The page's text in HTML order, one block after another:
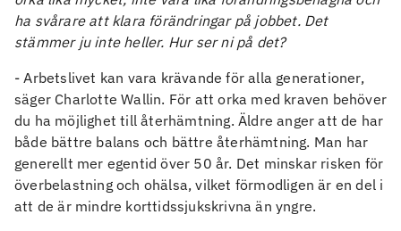
ha svårare att klara förändringar på jobbet. Det
stämmer ju inte heller. Hur ser ni på det?
- Arbetslivet kan vara krävande för alla generationer,
säger Charlotte Wallin. För att orka med kraven behöver
du ha möjlighet till återhämtning. Äldre anger att de har
både bättre balans och bättre återhämtning. Man har
generellt mer egentid över 50 år. Det minskar risken för
överbelastning och ohälsa, vilket förmodligen är en del i
att de är mindre korttidssjukskrivna än yngre.